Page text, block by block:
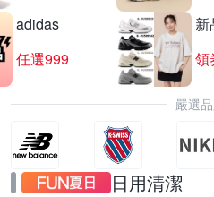
adidas
任選999
新
領
嚴選
日用清潔